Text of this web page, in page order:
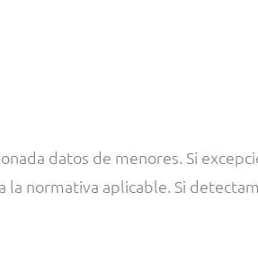
datos de menores. Si
normativa aplicable. Si